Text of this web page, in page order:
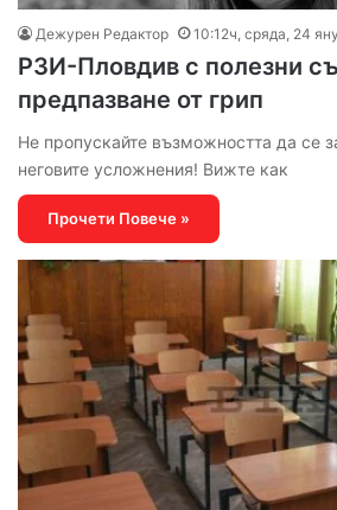
Дежурен Редактор 10:12ч, сряда, 24
РЗИ-Пловдив с полезни
предпазване от грип
Не пропускайте възможността да се
неговите усложнения! Вижте как
Прочети Повече »